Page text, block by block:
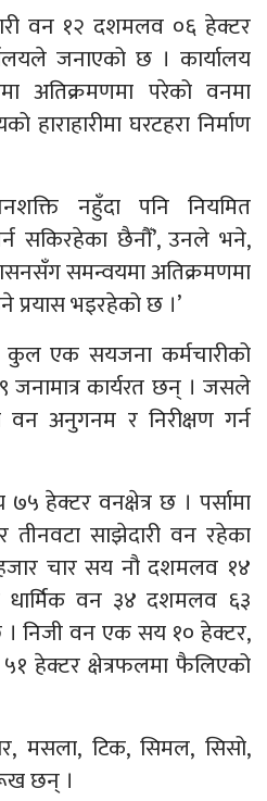
वन १२ दशमलव ०६ हेक्टर
जनाएको छ । कार्यालय
अतिक्रमणमा परेको वनमा
घरटहरा निर्माण
नहुँदा पनि नियमित
सकिरहेका छैनौँ’, उनले भने,
समन्वयमा अतिक्रमणमा
प्रयास भइरहेको छ ।’
कुल एक सयजना कर्मचारीको
जनामात्र कार्यरत छन् । जसले
वन अनुगनम र निरीक्षण गर्न
हेक्टर वनक्षेत्र छ । पर्सामा
तीनवटा साझेदारी वन रहेका
चार सय नौ दशमलव १४
वन ३४ दशमलव ६३
। निजी वन एक सय १० हेक्टर,
हेक्टर क्षेत्रफलमा फैलिएको
मसला, टिक, सिमल, सिसो,
छन् ।